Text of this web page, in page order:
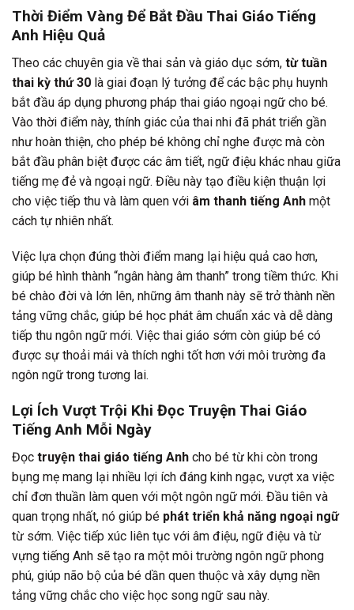
Thời Điểm Vàng Để Bắt Đầu Thai Giáo Tiếng
Anh Hiệu Quả
Theo các chuyên gia về thai sản và giáo dục sớm, từ tuần
thai kỳ thứ 30 là giai đoạn lý tưởng để các bậc phụ huynh
bắt đầu áp dụng phương pháp thai giáo ngoại ngữ cho bé.
Vào thời điểm này, thính giác của thai nhi đã phát triển gần
như hoàn thiện, cho phép bé không chỉ nghe được mà còn
bắt đầu phân biệt được các âm tiết, ngữ điệu khác nhau giữa
tiếng mẹ đẻ và ngoại ngữ. Điều này tạo điều kiện thuận lợi
cho việc tiếp thu và làm quen với âm thanh tiếng Anh một
cách tự nhiên nhất.
Việc lựa chọn đúng thời điểm mang lại hiệu quả cao hơn,
giúp bé hình thành “ngân hàng âm thanh” trong tiềm thức. Khi
bé chào đời và lớn lên, những âm thanh này sẽ trở thành nền
tảng vững chắc, giúp bé học phát âm chuẩn xác và dễ dàng
tiếp thu ngôn ngữ mới. Việc thai giáo sớm còn giúp bé có
được sự thoải mái và thích nghi tốt hơn với môi trường đa
ngôn ngữ trong tương lai.
Lợi Ích Vượt Trội Khi Đọc Truyện Thai Giáo
Tiếng Anh Mỗi Ngày
Đọc truyện thai giáo tiếng Anh cho bé từ khi còn trong
bụng mẹ mang lại nhiều lợi ích đáng kinh ngạc, vượt xa việc
chỉ đơn thuần làm quen với một ngôn ngữ mới. Đầu tiên và
quan trọng nhất, nó giúp bé phát triển khả năng ngoại ngữ
từ sớm. Việc tiếp xúc liên tục với âm điệu, ngữ điệu và từ
vựng tiếng Anh sẽ tạo ra một môi trường ngôn ngữ phong
phú, giúp não bộ của bé dần quen thuộc và xây dựng nền
tảng vững chắc cho việc học song ngữ sau này.